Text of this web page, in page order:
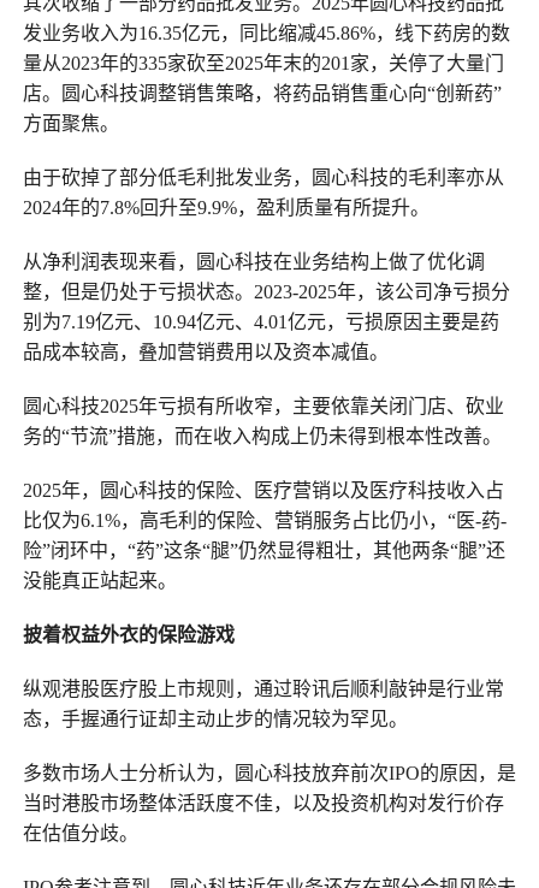
发业务收入为16.35亿元，同比缩减45.86%，线下药房的数
量从2023年的335家砍至2025年末的201家，关停了大量门
店。圆心科技调整销售策略，将药品销售重心向“创新药”
方面聚焦。
由于砍掉了部分低毛利批发业务，圆心科技的毛利率亦从
2024年的7.8%回升至9.9%，盈利质量有所提升。
从净利润表现来看，圆心科技在业务结构上做了优化调
整，但是仍处于亏损状态。2023-2025年，该公司净亏损分
别为7.19亿元、10.94亿元、4.01亿元，亏损原因主要是药
品成本较高，叠加营销费用以及资本减值。
圆心科技2025年亏损有所收窄，主要依靠关闭门店、砍业
务的“节流”措施，而在收入构成上仍未得到根本性改善。
2025年，圆心科技的保险、医疗营销以及医疗科技收入占
比仅为6.1%，高毛利的保险、营销服务占比仍小，“医-药-
险”闭环中，“药”这条“腿”仍然显得粗壮，其他两条“腿”还
没能真正站起来。
披着权益外衣的保险游戏
纵观港股医疗股上市规则，通过聆讯后顺利敲钟是行业常
态，手握通行证却主动止步的情况较为罕见。
多数市场人士分析认为，圆心科技放弃前次IPO的原因，是
当时港股市场整体活跃度不佳，以及投资机构对发行价存
在估值分歧。